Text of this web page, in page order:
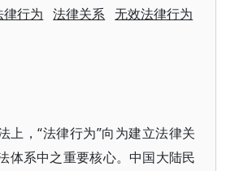
律行为 法律关系 无效法律行为
上，“法律行为”向为建立法律关
体系中之重要核心。中国大陆民